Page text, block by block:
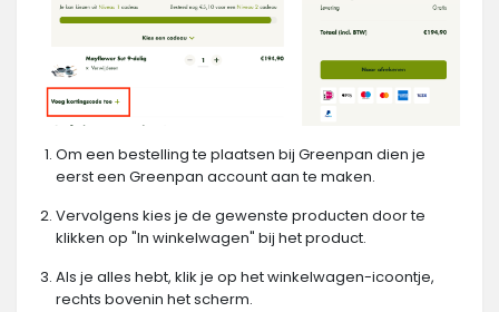
Om een bestelling te plaatsen bij Greenpan dien je
eerst een Greenpan account aan te maken.
Vervolgens kies je de gewenste producten door te
klikken op "In winkelwagen" bij het product.
Als je alles hebt, klik je op het winkelwagen-icoontje,
rechts bovenin het scherm.